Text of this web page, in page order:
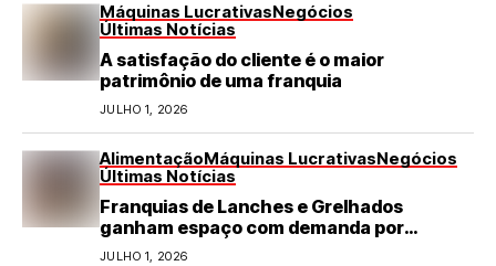
Máquinas LucrativasNegócios
Últimas Notícias
A satisfação do cliente é o maior
patrimônio de uma franquia
JULHO 1, 2026
AlimentaçãoMáquinas LucrativasNegócios
Últimas Notícias
Franquias de Lanches e Grelhados
ganham espaço com demanda por
refeições rápidas e de qualidade
JULHO 1, 2026